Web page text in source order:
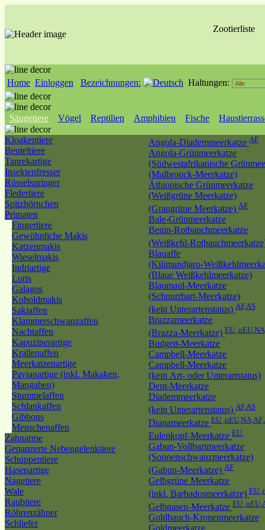
Zootierliste
Home Einloggen Bezeichnungen: Haltungen:
Säugetiere Vögel Reptilien Amphibien Fische
Kloakentiere
Beuteltiere
Tanrekartige
Insektenfresser
Rüsselspringer
Fledertiere
Spitzhörnchen
Primaten
Fingertiere
Gewöhnliche Makis
Katzenmakis
Wieselmakis
Indriartige
Loris
Galagos
Koboldmakis
Sakiaffen
Klammerschwanzaffen
Nachtaffen
Kapuzinerartige
Krallenaffen
Meerkatzenartige
Pavianartige (inkl. Makaken,
Mangaben)
Stummelaffen
Schlankaffen
Gibbons
Menschenaffen
Zahnarme
Gepanzerte Nebengelenktiere
Schuppentiere
Hasenartige
Nagetiere
Wale
Raubtiere
Röhrenzähner
Schliefer
Angola-Diademmeerkatze AF
Angola-Grünmeerkatze
(Südwestafrikanische
(Malbrouck-Meerkatze)
Äthiopische Grünmeerkatze
(Weißgrüne Meerkatze)
(Graugrüne Meerkatze) AF
Bale-Grünmeerkatze
Benin-Rotbauchmeerkatze
(Weißkehl-
Blauaffe
(Kilimandjaro-
(Blaue Weißkehlmeerkatze)
Blaumaul-Meerkatze
(Schnurrbart-Meerkatze)
(kein Unterartenstatus) AF,AS
Brazzameerkatze
(Brazza-Meerkatze) EU
Budgett-Meerkatze
Campbell-Meerkatze
Campbell-Meerkatze
(kein Art- oder Unterartstatus)
Dent-Meerkatze
Diademmeerkatze
(kein Unterartenstatus) AF,AS
Dianameerkatze EU
Eulenkopf-Meerkatze EU
Gabun-Vollbartmeerkatze
(Sonnenschwanzmeerkatze)
(Gabun-Meerkatze) AF
Gelbgrüne Meerkatze
(inkl. Barbadosmeerkatze) EU
Gelbnasen-Meerkatze EU
Goldbauch-Kronenmeerkatze
Goldmeerkatze